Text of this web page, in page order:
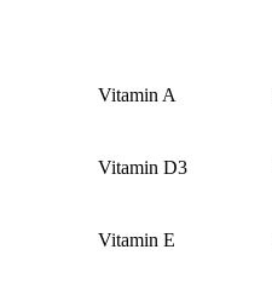
Vitamin A
Vitamin D3
Vitamin E